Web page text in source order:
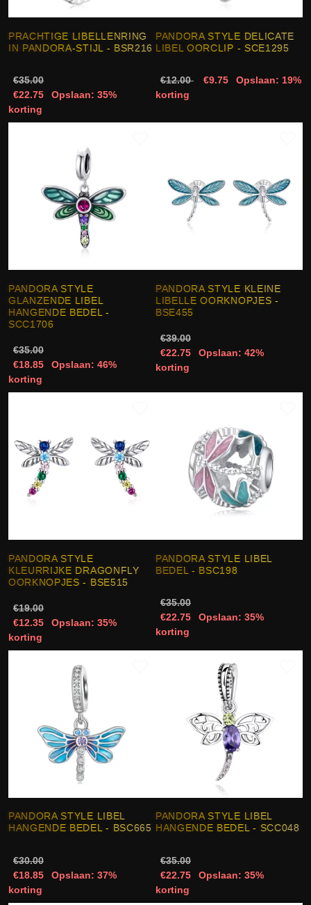
PRACHTIGE LIBELLENRING
IN PANDORA-STIJL - BSR216
€35.00
€22.75
Opslaan: 35%
korting
PANDORA STYLE DELICATE
LIBEL OORCLIP - SCE1295
€12.00 €9.75
Opslaan: 19%
korting
PANDORA STYLE
GLANZENDE LIBEL
HANGENDE BEDEL -
SCC1706
€35.00
€18.85
Opslaan: 46%
korting
PANDORA STYLE KLEINE
LIBELLE OORKNOPJES -
BSE455
€39.00
€22.75
Opslaan: 42%
korting
PANDORA STYLE
KLEURRIJKE DRAGONFLY
OORKNOPJES - BSE515
€19.00
€12.35
Opslaan: 35%
korting
PANDORA STYLE LIBEL
BEDEL - BSC198
€35.00
€22.75
Opslaan: 35%
korting
PANDORA STYLE LIBEL
HANGENDE BEDEL - BSC665
€30.00
€18.85
Opslaan: 37%
korting
PANDORA STYLE LIBEL
HANGENDE BEDEL - SCC048
€35.00
€22.75
Opslaan: 35%
korting